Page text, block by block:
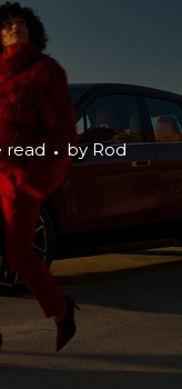
read by Rod